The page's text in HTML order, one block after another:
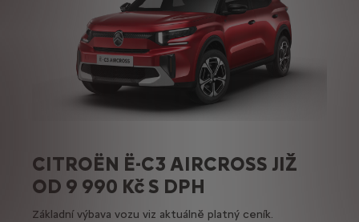
CITROËN Ë-C3 AIRCROSS JIŽ
OD 9 990 Kč S DPH
Základní výbava vozu viz aktuálně platný ceník.